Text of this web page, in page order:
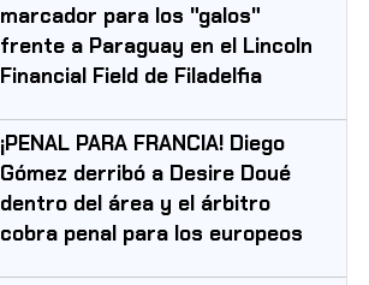
marcador para los "galos"
frente a Paraguay en el Lincoln
Financial Field de Filadelfia
¡PENAL PARA FRANCIA! Diego
Gómez derribó a Desire Doué
dentro del área y el árbitro
cobra penal para los europeos